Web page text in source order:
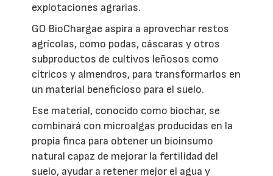
explotaciones agrarias.
GO BioChargae aspira a aprovechar restos
agrícolas, como podas, cáscaras y otros
subproductos de cultivos leñosos como
cítricos y almendros, para transformarlos en
un material beneficioso para el suelo.
Ese material, conocido como biochar, se
combinará con microalgas producidas en la
propia finca para obtener un bioinsumo
natural capaz de mejorar la fertilidad del
suelo, ayudar a retener mejor el agua y